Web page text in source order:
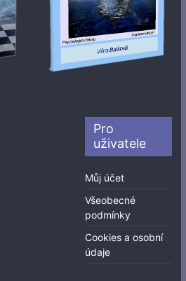
Pro
uživatele
Můj účet
Všeobecné
podmínky
Cookies a osobní
údaje